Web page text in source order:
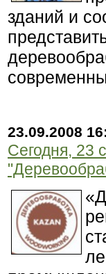
зданий и
23.09.2008
Сегодня, 23